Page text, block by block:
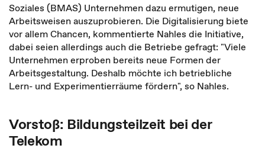
Soziales (BMAS) Unternehmen dazu ermutigen, neue
Arbeitsweisen auszuprobieren. Die Digitalisierung biete
vor allem Chancen, kommentierte Nahles die Initiative,
dabei seien allerdings auch die Betriebe gefragt: "Viele
Unternehmen erproben bereits neue Formen der
Arbeitsgestaltung. Deshalb möchte ich betriebliche
Lern- und Experimentierräume fördern", so Nahles.
Vorstoß: Bildungsteilzeit bei der
Telekom